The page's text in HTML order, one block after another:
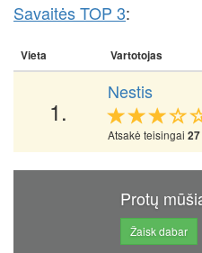
Savaitės TOP 3:
Vieta Vartotojas
1.
Nestis
Atsakė teisingai 27
Protų
Žaisk dabar